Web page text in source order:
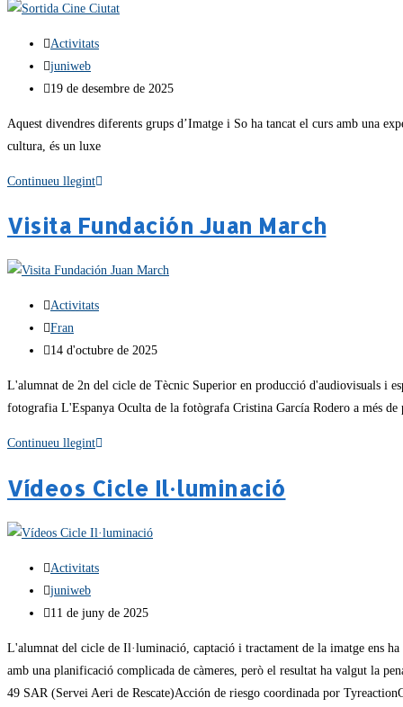
Activitats
juniweb
19 de desembre de 2025
Aquest divendres diferents grups d’Imatge i So ha tancat el curs amb una
cultura, és un luxe
Continueu llegint
Visita Fundación Juan March
Activitats
Fran
14 d'octubre de 2025
L'alumnat de 2n del cicle de Tècnic Superior en producció d'audiovisuals i
fotografia L'Espanya Oculta de la fotògrafa Cristina García Rodero a més
Continueu llegint
Vídeos Cicle Il·luminació
Activitats
juniweb
11 de juny de 2025
L'alumnat del cicle de Il·luminació, captació i tractament de la imatge ens
amb una planificació complicada de càmeres, però el resultat ha valgut la
49 SAR (Servei Aeri de Rescate)Acción de riesgo coordinada por